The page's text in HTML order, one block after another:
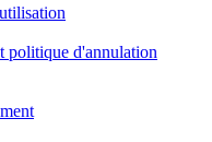
politique d'annulation